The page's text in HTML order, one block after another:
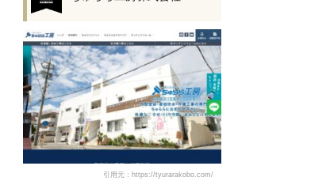
引用元：https://tyurarakobo.com/